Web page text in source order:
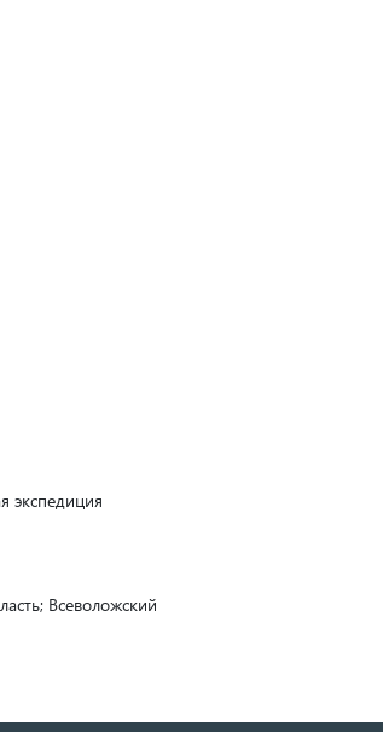
экспедиция
Всеволожский